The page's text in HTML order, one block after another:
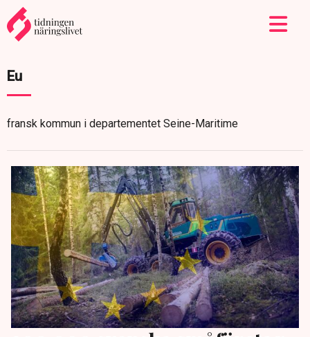
Eu
fransk kommun i departementet Seine-Maritime